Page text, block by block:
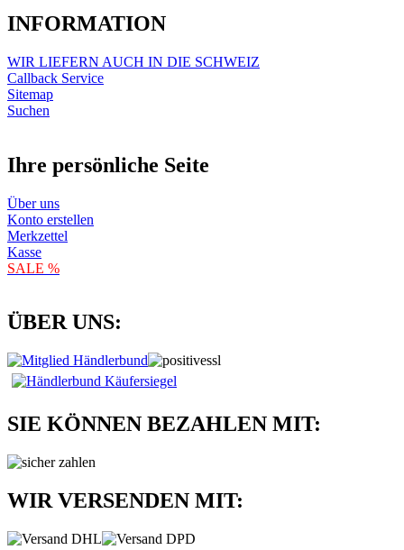
INFORMATION
WIR LIEFERN AUCH IN DIE SCHWEIZ
Callback Service
Sitemap
Suchen
Ihre persönliche Seite
Über uns
Konto erstellen
Merkzettel
Kasse
SALE %
ÜBER UNS:
SIE KÖNNEN BEZAHLEN MIT:
WIR VERSENDEN MIT: